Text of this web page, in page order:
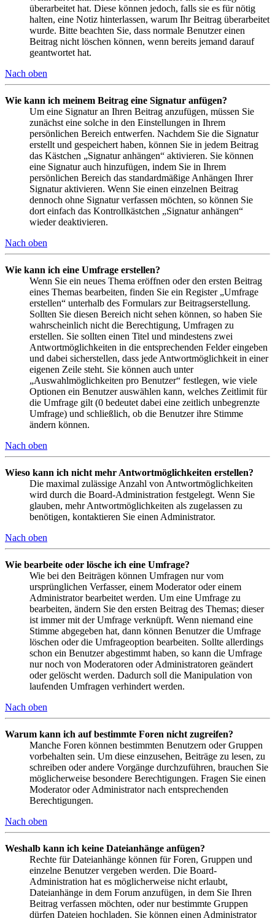
überarbeitet hat. Diese können jedoch, falls sie es für nötig
halten, eine Notiz hinterlassen, warum Ihr Beitrag überarbeitet
wurde. Bitte beachten Sie, dass normale Benutzer einen
Beitrag nicht löschen können, wenn bereits jemand darauf
geantwortet hat.
Nach oben
Wie kann ich meinem Beitrag eine Signatur anfügen?
Um eine Signatur an Ihren Beitrag anzufügen, müssen Sie
zunächst eine solche in den Einstellungen in Ihrem
persönlichen Bereich entwerfen. Nachdem Sie die Signatur
erstellt und gespeichert haben, können Sie in jedem Beitrag
das Kästchen „Signatur anhängen“ aktivieren. Sie können
eine Signatur auch hinzufügen, indem Sie in Ihrem
persönlichen Bereich das standardmäßige Anhängen Ihrer
Signatur aktivieren. Wenn Sie einen einzelnen Beitrag
dennoch ohne Signatur verfassen möchten, so können Sie
dort einfach das Kontrollkästchen „Signatur anhängen“
wieder deaktivieren.
Nach oben
Wie kann ich eine Umfrage erstellen?
Wenn Sie ein neues Thema eröffnen oder den ersten Beitrag
eines Themas bearbeiten, finden Sie ein Register „Umfrage
erstellen“ unterhalb des Formulars zur Beitragserstellung.
Sollten Sie diesen Bereich nicht sehen können, so haben Sie
wahrscheinlich nicht die Berechtigung, Umfragen zu
erstellen. Sie sollten einen Titel und mindestens zwei
Antwortmöglichkeiten in die entsprechenden Felder eingeben
und dabei sicherstellen, dass jede Antwortmöglichkeit in einer
eigenen Zeile steht. Sie können auch unter
„Auswahlmöglichkeiten pro Benutzer“ festlegen, wie viele
Optionen ein Benutzer auswählen kann, welches Zeitlimit für
die Umfrage gilt (0 bedeutet dabei eine zeitlich unbegrenzte
Umfrage) und schließlich, ob die Benutzer ihre Stimme
ändern können.
Nach oben
Wieso kann ich nicht mehr Antwortmöglichkeiten erstellen?
Die maximal zulässige Anzahl von Antwortmöglichkeiten
wird durch die Board-Administration festgelegt. Wenn Sie
glauben, mehr Antwortmöglichkeiten als zugelassen zu
benötigen, kontaktieren Sie einen Administrator.
Nach oben
Wie bearbeite oder lösche ich eine Umfrage?
Wie bei den Beiträgen können Umfragen nur vom
ursprünglichen Verfasser, einem Moderator oder einem
Administrator bearbeitet werden. Um eine Umfrage zu
bearbeiten, ändern Sie den ersten Beitrag des Themas; dieser
ist immer mit der Umfrage verknüpft. Wenn niemand eine
Stimme abgegeben hat, dann können Benutzer die Umfrage
löschen oder die Umfrageoption bearbeiten. Sollte allerdings
schon ein Benutzer abgestimmt haben, so kann die Umfrage
nur noch von Moderatoren oder Administratoren geändert
oder gelöscht werden. Dadurch soll die Manipulation von
laufenden Umfragen verhindert werden.
Nach oben
Warum kann ich auf bestimmte Foren nicht zugreifen?
Manche Foren können bestimmten Benutzern oder Gruppen
vorbehalten sein. Um diese einzusehen, Beiträge zu lesen, zu
schreiben oder andere Vorgänge durchzuführen, brauchen Sie
möglicherweise besondere Berechtigungen. Fragen Sie einen
Moderator oder Administrator nach entsprechenden
Berechtigungen.
Nach oben
Weshalb kann ich keine Dateianhänge anfügen?
Rechte für Dateianhänge können für Foren, Gruppen und
einzelne Benutzer vergeben werden. Die Board-
Administration hat es möglicherweise nicht erlaubt,
Dateianhänge in dem Forum anzufügen, in dem Sie Ihren
Beitrag verfassen möchten, oder nur bestimmte Gruppen
dürfen Dateien hochladen. Sie können einen Administrator